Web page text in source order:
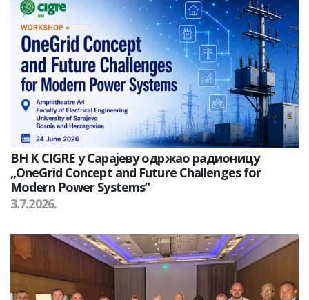
BH K CIGRE у Сарајеву одржао радионицу
„OneGrid Concept and Future Challenges for
Modern Power Systems”
3.7.2026.